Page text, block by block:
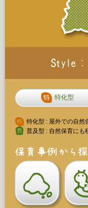
特化型
特化型 : 屋外での自然
普及型 : 自然保育にも